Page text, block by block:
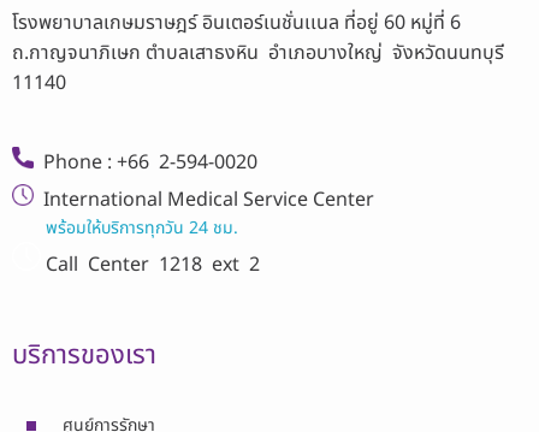
โรงพยาบาลเกษมราษฎร์ อินเตอร์เนชั่นเเนล ที่อยู่ 60 หมู่ที่ 6
ถ.กาญจนาภิเษก ตำบลเสาธงหิน อำเภอบางใหญ่ จังหวัดนนทบุรี
11140
Phone : +66 2-594-0020
International Medical Service Center
พร้อมให้บริการทุกวัน 24 ชม.
Call Center 1218 ext 2
บริการของเรา
ศูนย์การรักษา